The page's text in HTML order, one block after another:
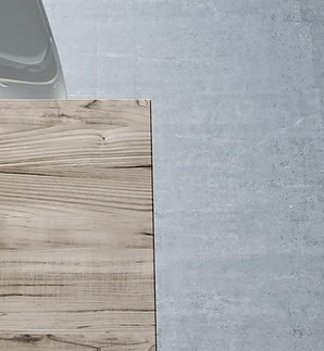
schon,